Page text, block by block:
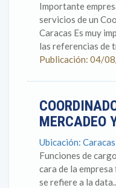
Importante
servicios de un
Caracas Es muy
las referencias de
Publicación: 04/
MERCADEO
Ubicación:
Funciones de
cara de la
se refiere a la